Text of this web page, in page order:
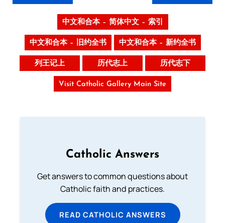
中文和合本 – 简体中文 – 索引
中文和合本 – 旧约全书 中文和合本 – 新约全书
列王记上 历代志上 历代志下
Visit Catholic Gallery Main Site
Catholic Answers
Get answers to common questions about
Catholic faith and practices.
READ CATHOLIC ANSWERS